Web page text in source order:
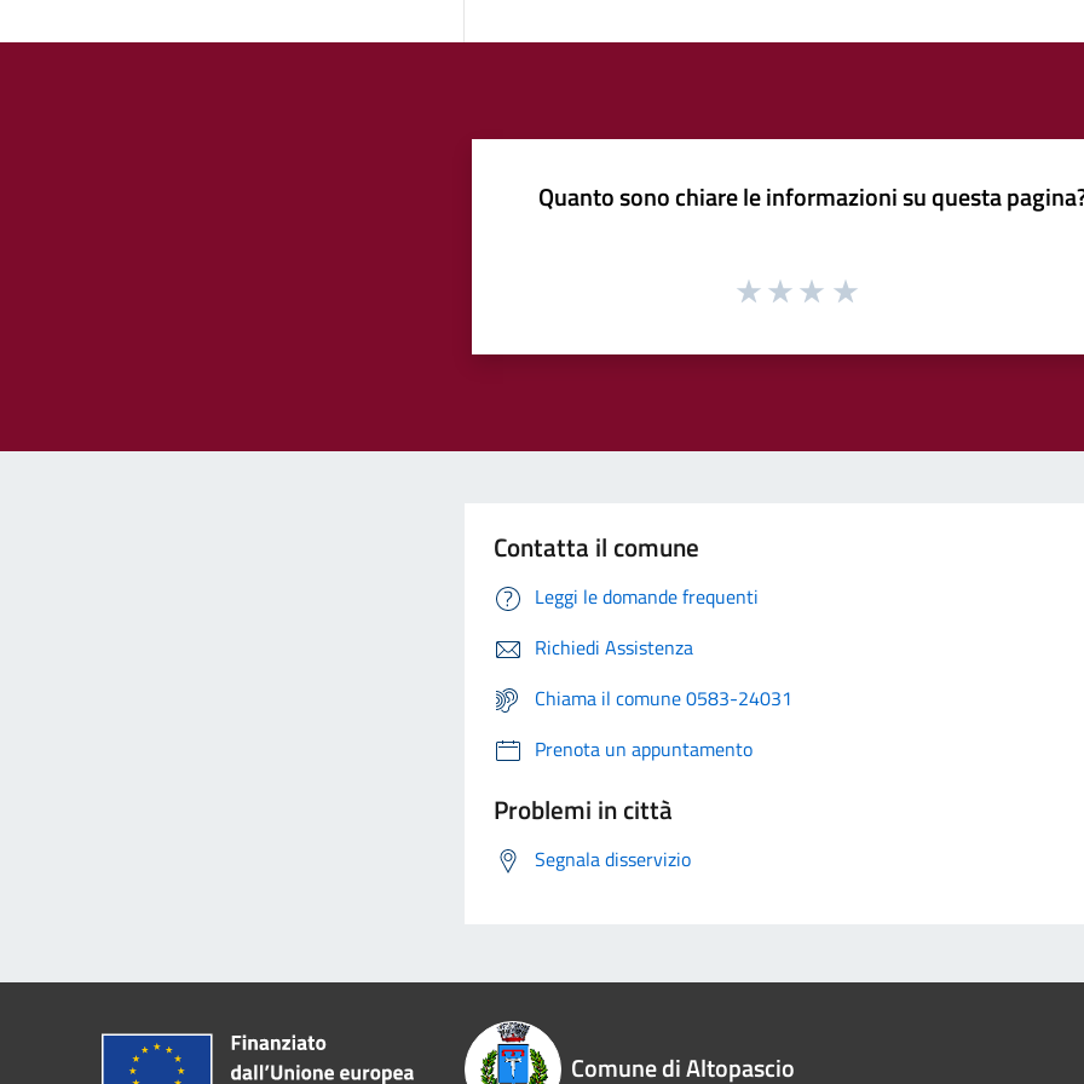
Quanto sono chiare le informazioni su questa
Contatta il comune
Leggi le domande frequenti
Richiedi Assistenza
Chiama il comune 0583-24031
Prenota un appuntamento
Problemi in città
Segnala disservizio
Comune di Altopascio